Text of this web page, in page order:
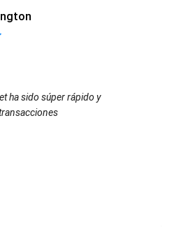
ha sido súper rápido y